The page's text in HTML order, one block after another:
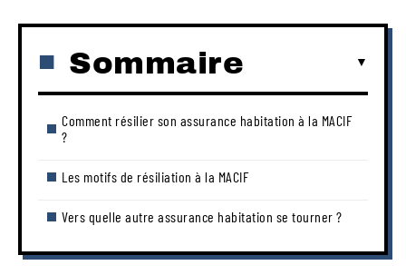
Sommaire
Comment résilier son assurance habitation à la MACIF
?
Les motifs de résiliation à la MACIF
Vers quelle autre assurance habitation se tourner ?